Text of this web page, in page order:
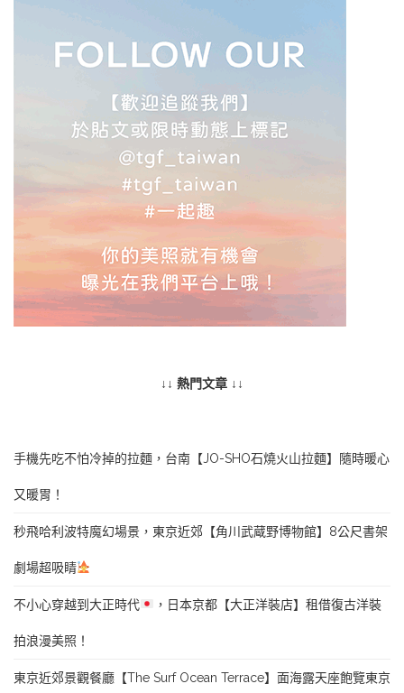
↓↓ 熱門文章 ↓↓
手機先吃不怕冷掉的拉麵，台南【JO-SHO石燒火山拉麵】隨時暖心
又暖胃！
秒飛哈利波特魔幻場景，東京近郊【角川武蔵野博物館】8公尺書架
劇場超吸睛
不小心穿越到大正時代 ，日本京都【大正洋裝店】租借復古洋裝
拍浪漫美照！
東京近郊景觀餐廳【The Surf Ocean Terrace】面海露天座飽覽東京